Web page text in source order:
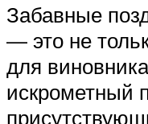
Забавные
— это не
для
искрометный